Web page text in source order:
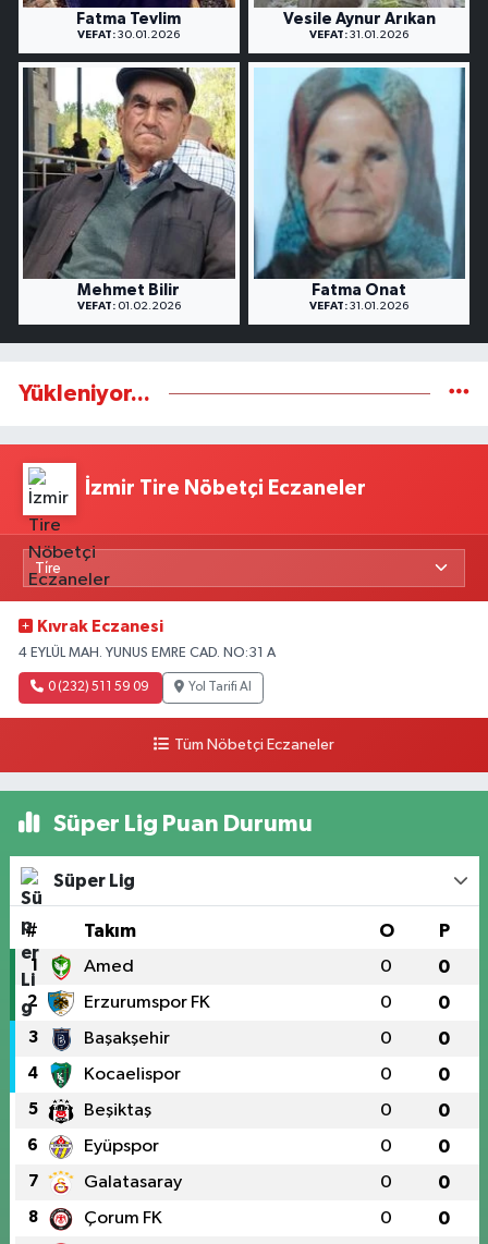
Fatma Tevlim
VEFAT: 30.01.2026
Vesile Aynur Arıkan
VEFAT: 31.01.2026
Mehmet Bilir
VEFAT:01.02.2026
Fatma Onat
VEFAT: 31.01.2026
Yükleniyor...
İzmir Tire Nöbetçi Eczaneler
Kıvrak Eczanesi
4 EYLÜL MAH. YUNUS EMRE CAD. NO:31 A
0 (232) 511 59 09 Yol Tarifi Al
Tüm Nöbetçi Eczaneler
Süper Lig Puan Durumu
Süper Lig
# Takım O P
1 Amed 0 0
2 Erzurumspor FK 0 0
3 Başakşehir 0 0
4 Kocaelispor 0 0
5 Beşiktaş 0 0
6 Eyüpspor 0 0
7 Galatasaray 0 0
8 Çorum FK 0 0